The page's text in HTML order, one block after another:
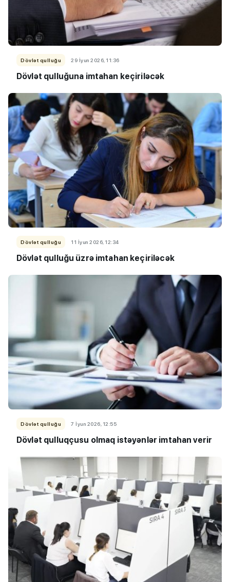
Dövlət qulluğu 29 İyun 2026, 11:36
Dövlət qulluğuna imtahan keçiriləcək
Dövlət qulluğu 11 İyun 2026, 12:34
Dövlət qulluğu üzrə imtahan keçiriləcək
Dövlət qulluğu 7 İyun 2026, 12:55
Dövlət qulluqçusu olmaq istəyənlər imtahan verir